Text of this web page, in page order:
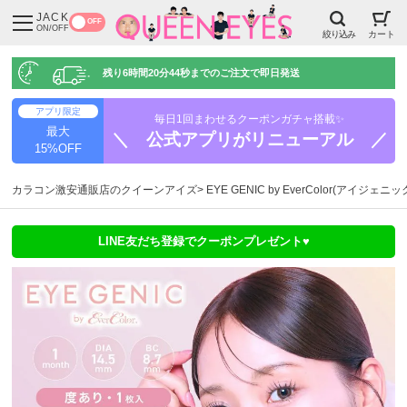
JACK
ON/OFF
OFF
絞り込み カート
残り6時間20分43秒までのご注文で即日発送
アプリ限定
最大
15%OFF
毎日1回まわせるクーポンガチャ搭載✨
＼ 公式アプリがリニューアル ／
カラコン激安通販店のクイーンアイズ EYE GENIC by EverColor(アイジェニッ
LINE友だち登録でクーポンプレゼント♥